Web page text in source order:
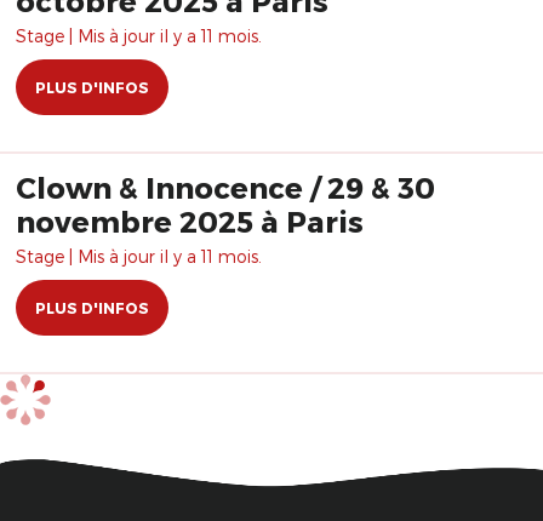
Stage | Mis à jour il y a 11 mois.
PLUS D'INFOS
Clown & Innocence / 29 & 30
novembre 2025 à Paris
Stage | Mis à jour il y a 11 mois.
PLUS D'INFOS